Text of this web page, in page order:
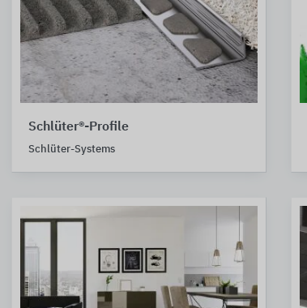
Schlüter®-Profile
Schlüter-Systems